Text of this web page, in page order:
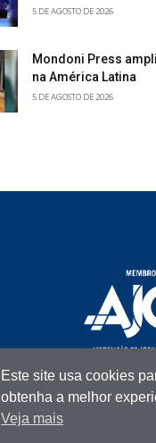
5 DE AGOSTO DE 2026
Mondoni Press
na América Latina
5 DE AGOSTO DE 2026
Este site usa cookies
obtenha a melhor
Veja mais